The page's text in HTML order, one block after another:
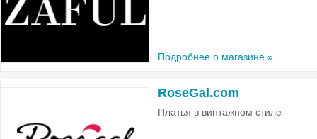
Подробнее о магазине »
RoseGal.com
Платья в винтажном стиле